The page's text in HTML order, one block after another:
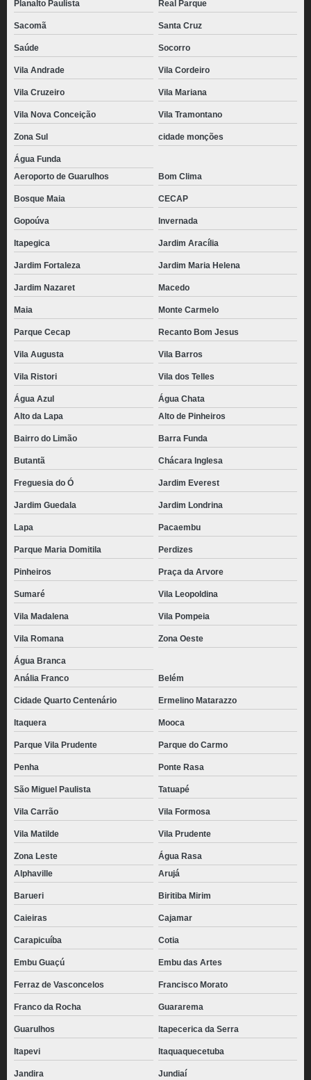
Planalto Paulista Real Parque
Sacomã Santa Cruz
Saúde Socorro
Vila Andrade Vila Cordeiro
Vila Cruzeiro Vila Mariana
Vila Nova Conceição Vila Tramontano
Zona Sul cidade monções
Água Funda
Aeroporto de Guarulhos
Bom Clima
Bosque Maia CECAP
Gopoúva Invernada
Itapegica Jardim Aracília
Jardim Fortaleza Jardim Maria Helena
Jardim Nazaret Macedo
Maia Monte Carmelo
Parque Cecap Recanto Bom Jesus
Vila Augusta Vila Barros
Vila Ristori Vila dos Telles
Água Azul
Água Chata
Alto da Lapa
Alto de Pinheiros
Bairro do Limão Barra Funda
Butantã Chácara Inglesa
Freguesia do Ó Jardim Everest
Jardim Guedala Jardim Londrina
Lapa Pacaembu
Parque Maria Domitila Perdizes
Pinheiros Praça da Arvore
Sumaré Vila Leopoldina
Vila Madalena Vila Pompeia
Vila Romana Zona Oeste
Água Branca
Anália Franco
Belém
Cidade Quarto Centenário Ermelino Matarazzo
Itaquera Mooca
Parque Vila Prudente Parque do Carmo
Penha Ponte Rasa
São Miguel Paulista Tatuapé
Vila Carrão Vila Formosa
Vila Matilde Vila Prudente
Zona Leste
Água Rasa
Alphaville
Arujá
Barueri Biritiba Mirim
Caieiras Cajamar
Carapicuíba Cotia
Embu Guaçú Embu das Artes
Ferraz de Vasconcelos Francisco Morato
Franco da Rocha Guararema
Guarulhos Itapecerica da Serra
Itapevi Itaquaquecetuba
Jandira Jundiaí